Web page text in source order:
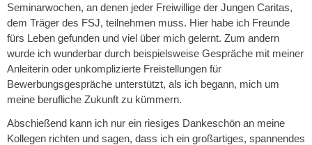
Seminarwochen, an denen jeder Freiwillige der Jungen Caritas,
dem Träger des FSJ, teilnehmen muss. Hier habe ich Freunde
fürs Leben gefunden und viel über mich gelernt. Zum andern
wurde ich wunderbar durch beispielsweise Gespräche mit meiner
Anleiterin oder unkomplizierte Freistellungen für
Bewerbungsgespräche unterstützt, als ich begann, mich um
meine berufliche Zukunft zu kümmern.
Abschießend kann ich nur ein riesiges Dankeschön an meine
Kollegen richten und sagen, dass ich ein großartiges, spannendes